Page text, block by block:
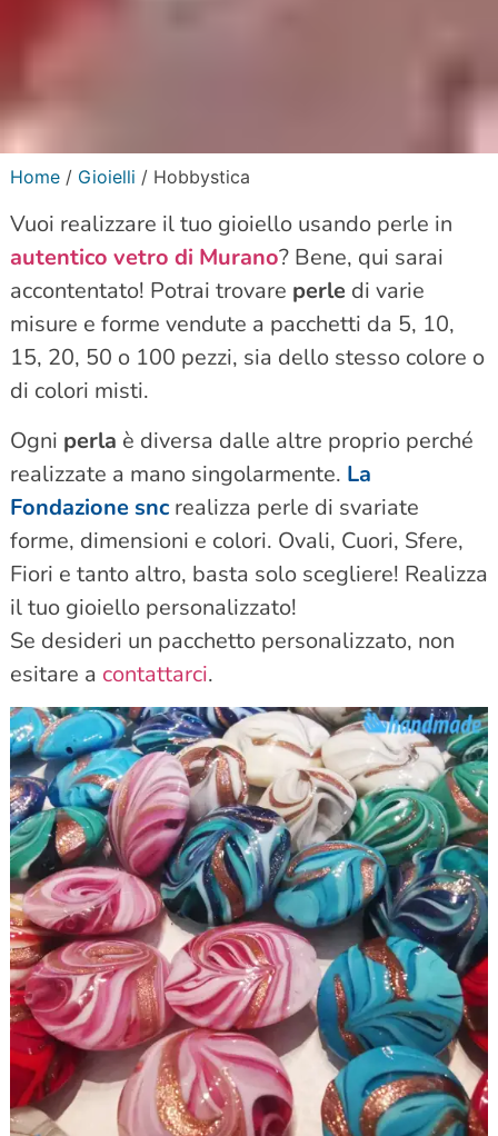
Home/ Gioielli / Hobbystica
Vuoi realizzare il tuo gioiello usando perle in
autentico vetro di Murano? Bene, qui sarai
accontentato! Potrai trovare perle di varie
misure e forme vendute a pacchetti da 5, 10,
15, 20, 50 o 100 pezzi, sia dello stesso colore o
di colori misti.
Ogni perla è diversa dalle altre proprio perché
realizzate a mano singolarmente. La
Fondazione sncrealizza perle di svariate
forme, dimensioni e colori. Ovali, Cuori, Sfere,
Fiori e tanto altro, basta solo scegliere! Realizza
il tuo gioiello personalizzato!
Se desideri un pacchetto personalizzato, non
esitare a contattarci.